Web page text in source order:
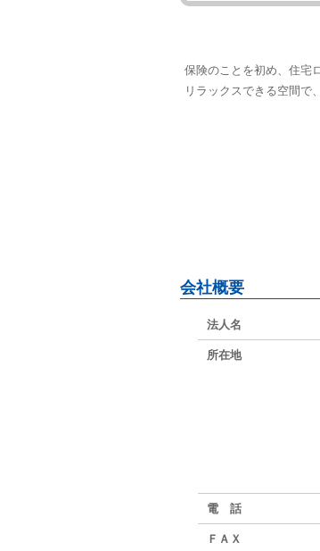
保険のことを初め、住宅
リラックスできる空間で
会社概要
法人名
所在地
電 話
ＦＡＸ